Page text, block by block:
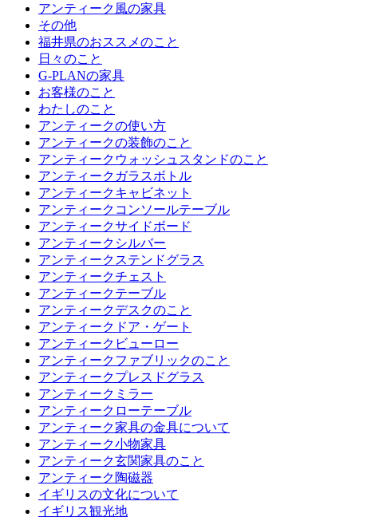
アンティーク風の家具
その他
福井県のおススメのこと
日々のこと
G-PLANの家具
お客様のこと
わたしのこと
アンティークの使い方
アンティークの装飾のこと
アンティークウォッシュスタンドのこと
アンティークガラスボトル
アンティークキャビネット
アンティークコンソールテーブル
アンティークサイドボード
アンティークシルバー
アンティークステンドグラス
アンティークチェスト
アンティークテーブル
アンティークデスクのこと
アンティークドア・ゲート
アンティークビューロー
アンティークファブリックのこと
アンティークプレスドグラス
アンティークミラー
アンティークローテーブル
アンティーク家具の金具について
アンティーク小物家具
アンティーク玄関家具のこと
アンティーク陶磁器
イギリスの文化について
イギリス観光地